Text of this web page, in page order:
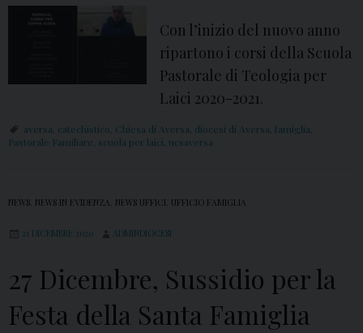
Con l’inizio del nuovo anno
ripartono i corsi della Scuola
Pastorale di Teologia per
Laici 2020-2021.
aversa catechistico Chiesa di Aversa diocesi di Aversa famiglia
Pastorale Familiare scuola per laici ucsaversa
NEWS NEWS IN EVIDENZA NEWS UFFICI UFFICIO FAMIGLIA
21 DICEMBRE 2020 ADMINDIOCESI
27 Dicembre, Sussidio per la
Festa della Santa Famiglia